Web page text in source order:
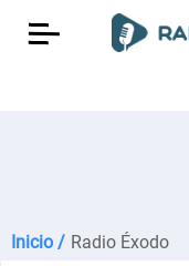
Inicio / Radio Éxodo